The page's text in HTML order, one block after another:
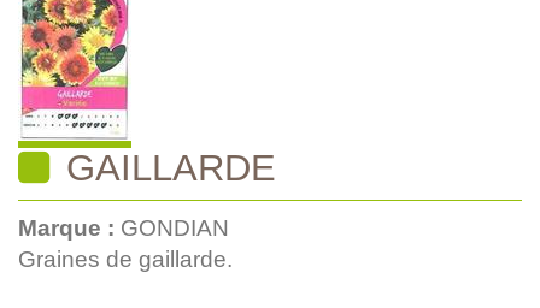
GAILLARDE
Marque : GONDIAN
Graines de gaillarde.